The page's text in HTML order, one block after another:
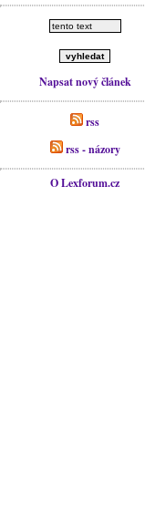
Napsat nový článek
rss
rss - názory
O Lexforum.cz